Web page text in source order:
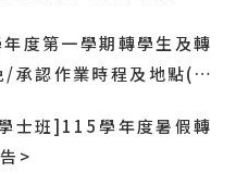
度第一學期轉學生及轉
/承認作業時程及地點(請
士班]115學年度暑假轉
>